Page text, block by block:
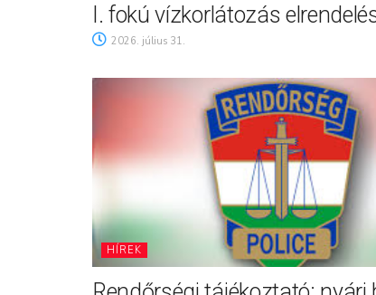
I. fokú vízkorlátozás
2026. július 31.
HÍREK